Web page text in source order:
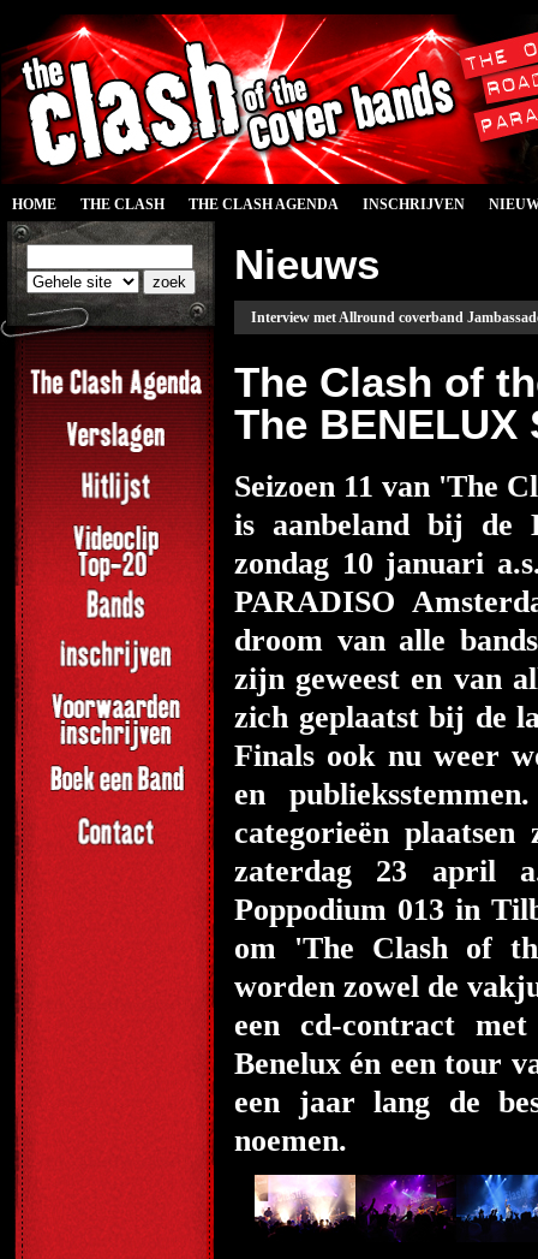
HOME THE CLASH THE CLASH AGENDA INSCHRIJVEN
Nieuws
Interview met Allround coverband
The Clash of
The BENELUX
Seizoen 11 van 'The
is aanbeland bij de
zondag 10 januari
PARADISO
droom van alle
zijn geweest en van
zich geplaatst bij de
Finals ook nu weer
en
categorieën
zaterdag 23 april
Poppodium 013 in
om 'The Clash of
worden zowel de
een cd-contract
Benelux én een tour
een jaar lang de
noemen.